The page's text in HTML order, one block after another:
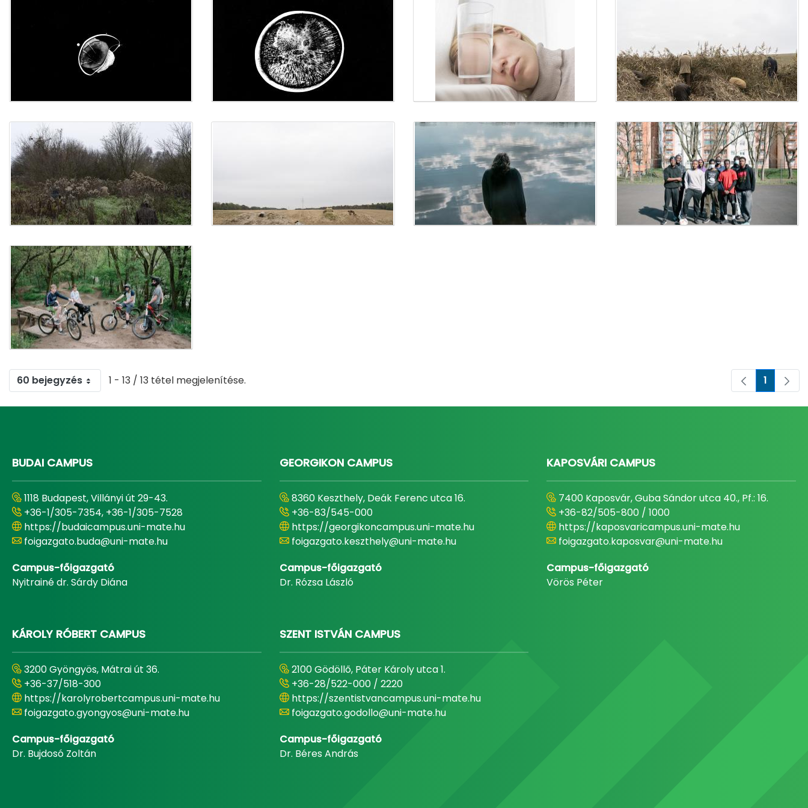
60 bejegyzés 1 - 13 / 13 tétel megjelenítése. Oldal
1
BUDAI CAMPUS
1118 Budapest, Villányi út 29-43.
+36-1/305-7354, +36-1/305-7528
https://budaicampus.uni-mate.hu
foigazgato.buda@uni-mate.hu
Campus-főigazgató
Nyitrainé dr. Sárdy Diána
GEORGIKON CAMPUS
8360 Keszthely, Deák Ferenc utca 16.
+36-83/545-000
https://georgikoncampus.uni-mate.hu
foigazgato.keszthely@uni-mate.hu
Campus-főigazgató
Dr. Rózsa László
KAPOSVÁRI CAMPUS
7400 Kaposvár, Guba Sándor utca 40., Pf.: 16.
+36-82/505-800 / 1000
https://kaposvaricampus.uni-mate.hu
foigazgato.kaposvar@uni-mate.hu
Campus-főigazgató
Vörös Péter
KÁROLY RÓBERT CAMPUS
3200 Gyöngyös, Mátrai út 36.
+36-37/518-300
https://karolyrobertcampus.uni-mate.hu
foigazgato.gyongyos@uni-mate.hu
Campus-főigazgató
Dr. Bujdosó Zoltán
SZENT ISTVÁN CAMPUS
2100 Gödöllő, Páter Károly utca 1.
+36-28/522-000 / 2220
https://szentistvancampus.uni-mate.hu
foigazgato.godollo@uni-mate.hu
Campus-főigazgató
Dr. Béres András